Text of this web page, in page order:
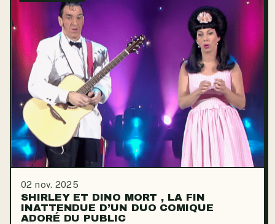
02 nov. 2025
SHIRLEY ET DINO MORT , LA FIN
INATTENDUE D’UN DUO COMIQUE
ADORÉ DU PUBLIC